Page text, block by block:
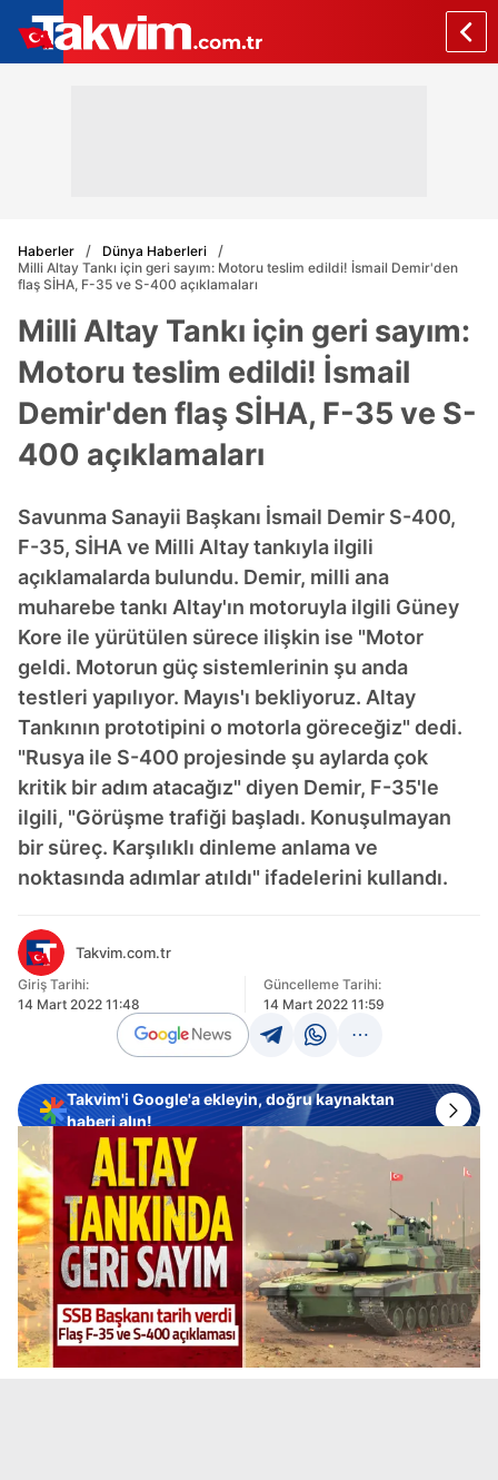
Haberler
Dünya Haberleri
Milli Altay Tankı için geri sayım: Motoru teslim edildi! İsmail Demir'den
flaş SİHA, F-35 ve S-400 açıklamaları
Milli Altay Tankı için geri sayım:
Motoru teslim edildi! İsmail
Demir'den flaş SİHA, F-35 ve S-
400 açıklamaları
Savunma Sanayii Başkanı İsmail Demir S-400,
F-35, SİHA ve Milli Altay tankıyla ilgili
açıklamalarda bulundu. Demir, milli ana
muharebe tankı Altay'ın motoruyla ilgili Güney
Kore ile yürütülen sürece ilişkin ise "Motor
geldi. Motorun güç sistemlerinin şu anda
testleri yapılıyor. Mayıs'ı bekliyoruz. Altay
Tankının prototipini o motorla göreceğiz" dedi.
"Rusya ile S-400 projesinde şu aylarda çok
kritik bir adım atacağız" diyen Demir, F-35'le
ilgili, "Görüşme trafiği başladı. Konuşulmayan
bir süreç. Karşılıklı dinleme anlama ve
noktasında adımlar atıldı" ifadelerini kullandı.
Takvim.com.tr
Giriş Tarihi:
14 Mart 2022 11:48
Güncelleme Tarihi:
14 Mart 2022 11:59
Takvim'i Google'a ekleyin, doğru kaynaktan
haberi alın!